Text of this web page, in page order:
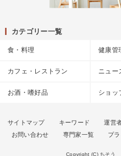
カテゴリー一覧
食・料理 健康管
カフェ・レストラン ニュー
お酒・嗜好品 ショッ
サイトマップ キーワード 運営
お問い合わせ
専門家一覧 プ
Copyright (C) ちそう